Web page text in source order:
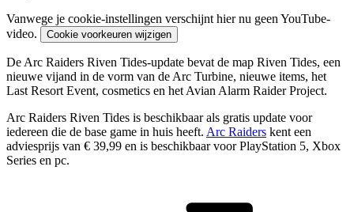
Vanwege je cookie-instellingen verschijnt hier nu geen YouTube-
video.
Cookie voorkeuren wijzigen
De Arc Raiders Riven Tides-update bevat de map Riven Tides, een
nieuwe vijand in de vorm van de Arc Turbine, nieuwe items, het
Last Resort Event, cosmetics en het Avian Alarm Raider Project.
Arc Raiders Riven Tides is beschikbaar als gratis update voor
iedereen die de base game in huis heeft. Arc Raiders kent een
adviesprijs van € 39,99 en is beschikbaar voor PlayStation 5, Xbox
Series en pc.